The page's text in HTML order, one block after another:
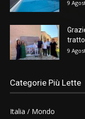
9
9
Categorie Più Lette
Italia / Mondo